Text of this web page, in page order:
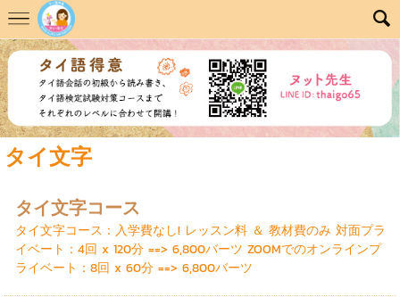
タイ文字
タイ文字コース
タイ文字コース：入学費なし! レッスン料 ＆ 教材費のみ 対面プラ
イベート：4回 x 120分 ==> 6,800バーツ ZOOMでのオンラインプ
ライベート：8回 x 60分 ==> 6,800バーツ